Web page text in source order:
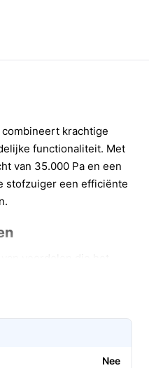
krachtige
functionaliteit. Met
van 35.000 Pa en een
stofzuiger een efficiënte
maken.
moeiteloos stof en vuil
van tapijten tot harde
Nee